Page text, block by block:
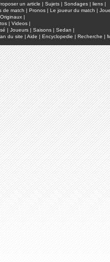
un article | Sujets | Sondages | liens |
de match | Pronos | Le joueur du match |
|
| Videos |
| Joueurs | Saisons | Sedan |
du site | Aide | Encyclopedie | Recherche |